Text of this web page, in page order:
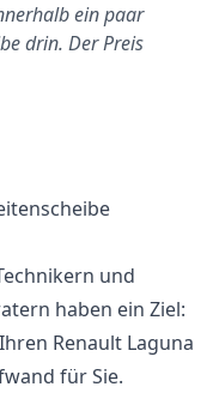
ein paar
drin. Der Preis
und
haben ein Ziel:
Renault Laguna
für Sie.